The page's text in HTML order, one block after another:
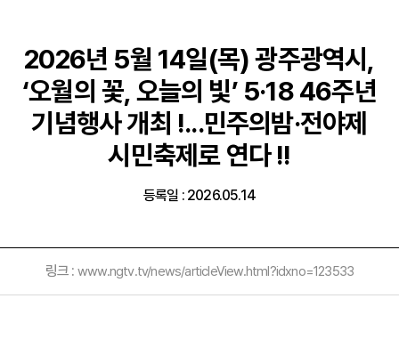
2026년 5월 14일(목) 광주광역시,
‘오월의 꽃, 오늘의 빛’ 5·18 46주년
기념행사 개최 !...민주의밤·전야제
시민축제로 연다 !!
등록일 : 2026.05.14
링크 : www.ngtv.tv/news/articleView.html?idxno=123533